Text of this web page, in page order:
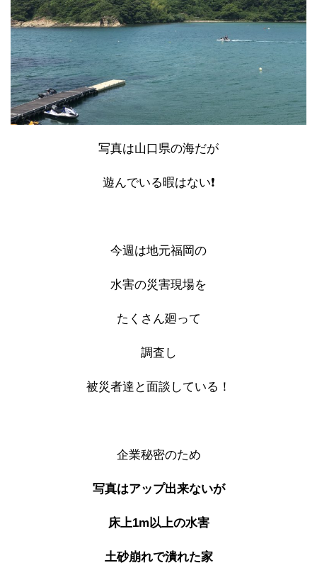
写真は山口県の海だが
遊んでいる暇はない❗
今週は地元福岡の
水害の災害現場を
たくさん廻って
調査し
被災者達と面談している！
企業秘密のため
写真はアップ出来ないが
床上1m以上の水害
土砂崩れで潰れた家